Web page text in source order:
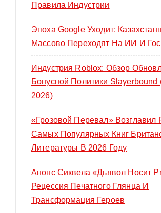
Правила Индустрии
Эпоха Google Уходит:
Массово Переходят На ИИ И
Индустрия Roblox: Обзор
Бонусной Политики Slayerbound
2026)
«Грозовой Перевал» Возглавил
Самых Популярных Книг
Литературы В 2026 Году
Анонс Сиквела «Дьявол Носит
Рецессия Печатного Глянца И
Трансформация Героев